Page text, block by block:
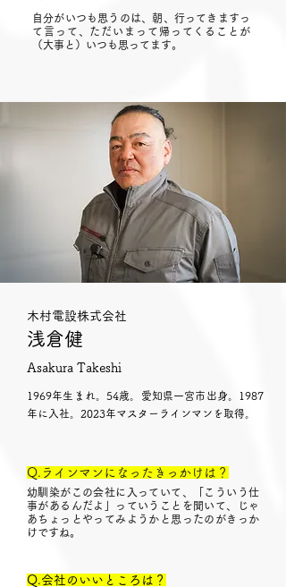
自分がいつも思うのは、朝、行ってきますっ
て言って、ただいまって帰ってくることが
（大事と）いつも思ってます。
木村電設株式会社
浅倉健
Asakura Takeshi
1969年生まれ。54歳。愛知県一宮市出身。1987
年に入社。2023年マスターラインマンを取得。
Q.ラインマンになったきっかけは？
幼馴染がこの会社に入っていて、「こういう仕
事があるんだよ」っていうことを聞いて、じゃ
あちょっとやってみようかと思ったのがきっか
けですね。
Q.会社のいいところは？